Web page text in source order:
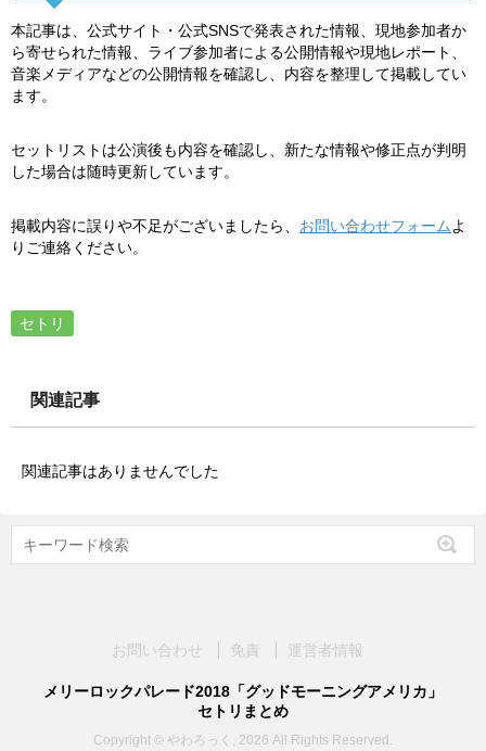
本記事は、公式サイト・公式SNSで発表された情報、現地参加者か
ら寄せられた情報、ライブ参加者による公開情報や現地レポート、
音楽メディアなどの公開情報を確認し、内容を整理して掲載してい
ます。
セットリストは公演後も内容を確認し、新たな情報や修正点が判明
した場合は随時更新しています。
掲載内容に誤りや不足がございましたら、 お問い合わせフォーム よ
りご連絡ください。
セトリ
関連記事
関連記事はありませんでした
お問い合わせ 免責 運営者情報
メリーロックパレード2018「グッドモーニングアメリカ」
セトリまとめ
Copyright © やわろっく, 2026 All Rights Reserved.